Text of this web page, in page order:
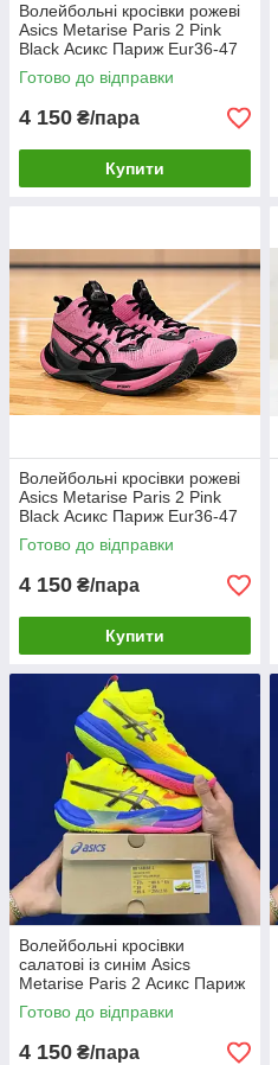
Волейбольні кросівки рожеві
Asics Metarise Paris 2 Pink
Black Асикс Париж Eur36-47
чоловічі жіночі 39.5
Готово до відправки
4 150 ₴/пара
Купити
Волейбольні кросівки рожеві
Asics Metarise Paris 2 Pink
Black Асикс Париж Eur36-47
чоловічі жіночі
Готово до відправки
4 150 ₴/пара
Купити
Волейбольні кросівки
салатові із синім Asics
Metarise Paris 2 Асикс Париж
Yellow/Blue Eur36-47 чоловічі
жіночі 37.5
Готово до відправки
4 150 ₴/пара